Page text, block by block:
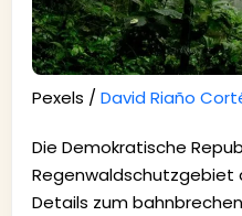
Pexels /David Riaño
Die Demokratische
Regenwaldschutzgebiet
Details zum